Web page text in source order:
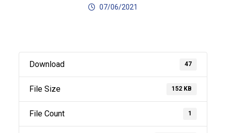
07/06/2021
Download 47
File Size 152 KB
File Count 1